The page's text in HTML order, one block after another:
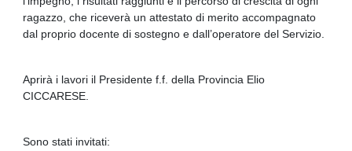
ragazzo, che riceverà un attestato di merito accompagnato
dal proprio docente di sostegno e dall’operatore del Servizio.
Aprirà i lavori il Presidente f.f. della Provincia Elio
CICCARESE.
Sono stati invitati: